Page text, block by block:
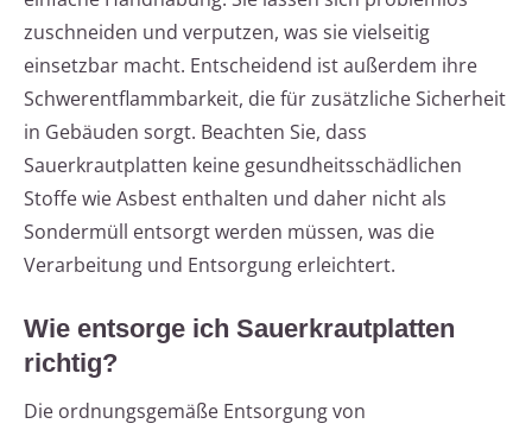
zuschneiden und verputzen, was sie vielseitig
einsetzbar macht. Entscheidend ist außerdem ihre
Schwerentflammbarkeit, die für zusätzliche Sicherheit
in Gebäuden sorgt. Beachten Sie, dass
Sauerkrautplatten keine gesundheitsschädlichen
Stoffe wie Asbest enthalten und daher nicht als
Sondermüll entsorgt werden müssen, was die
Verarbeitung und Entsorgung erleichtert.
Wie entsorge ich Sauerkrautplatten
richtig?
Die ordnungsgemäße Entsorgung von